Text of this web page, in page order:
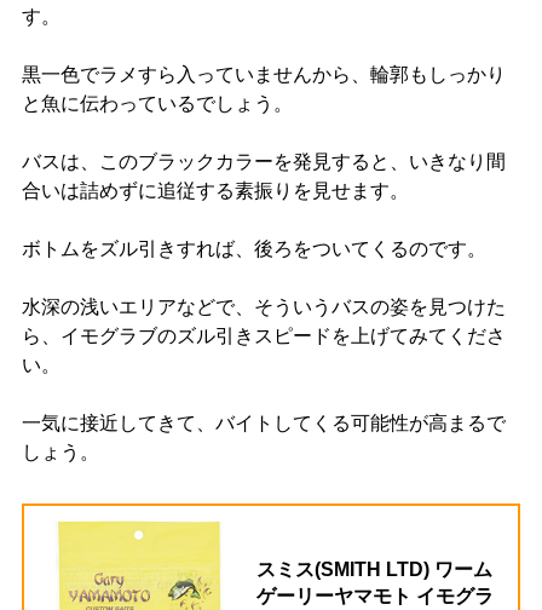
す。
黒一色でラメすら入っていませんから、輪郭もしっかり
と魚に伝わっているでしょう。
バスは、このブラックカラーを発見すると、いきなり間
合いは詰めずに追従する素振りを見せます。
ボトムをズル引きすれば、後ろをついてくるのです。
水深の浅いエリアなどで、そういうバスの姿を見つけた
ら、イモグラブのズル引きスピードを上げてみてくださ
い。
一気に接近してきて、バイトしてくる可能性が高まるで
しょう。
スミス(SMITH LTD) ワーム
ゲーリーヤマモト イモグラ